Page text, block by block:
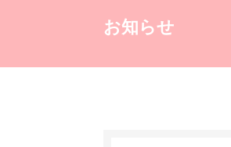
お知らせ